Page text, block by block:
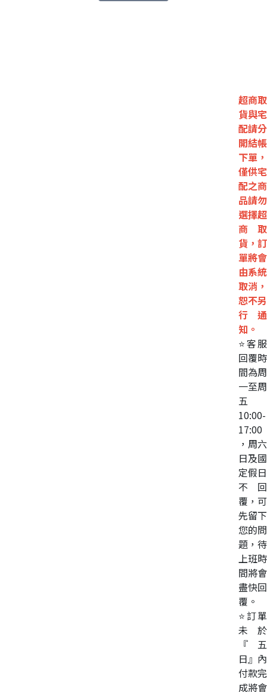
超商取
貨與宅
配請分
開結帳
下單，
僅供宅
配之商
品請勿
選擇超
商取
貨，訂
單將會
由系統
取消，
恕不另
行通
知。
⭐客服
回覆時
間為周
一至周
五
10:00-
17:00
，周六
日及國
定假日
不回
覆，可
先留下
您的問
題，待
上班時
間將會
盡快回
覆。
⭐訂單
未於
『五
日』內
付款完
成將會